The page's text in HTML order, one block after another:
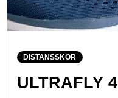
DISTANSSKOR
ULTRAFLY 4